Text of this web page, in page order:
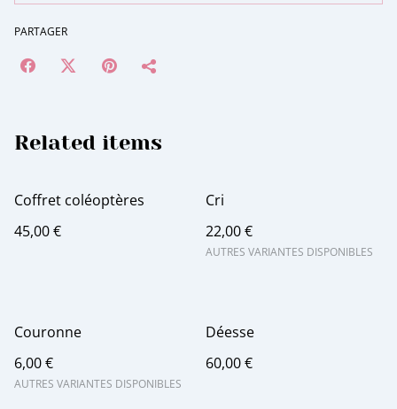
PARTAGER
Related items
Coffret coléoptères
45,00 €
Cri
22,00 €
AUTRES VARIANTES DISPONIBLES
Couronne
6,00 €
AUTRES VARIANTES DISPONIBLES
Déesse
60,00 €